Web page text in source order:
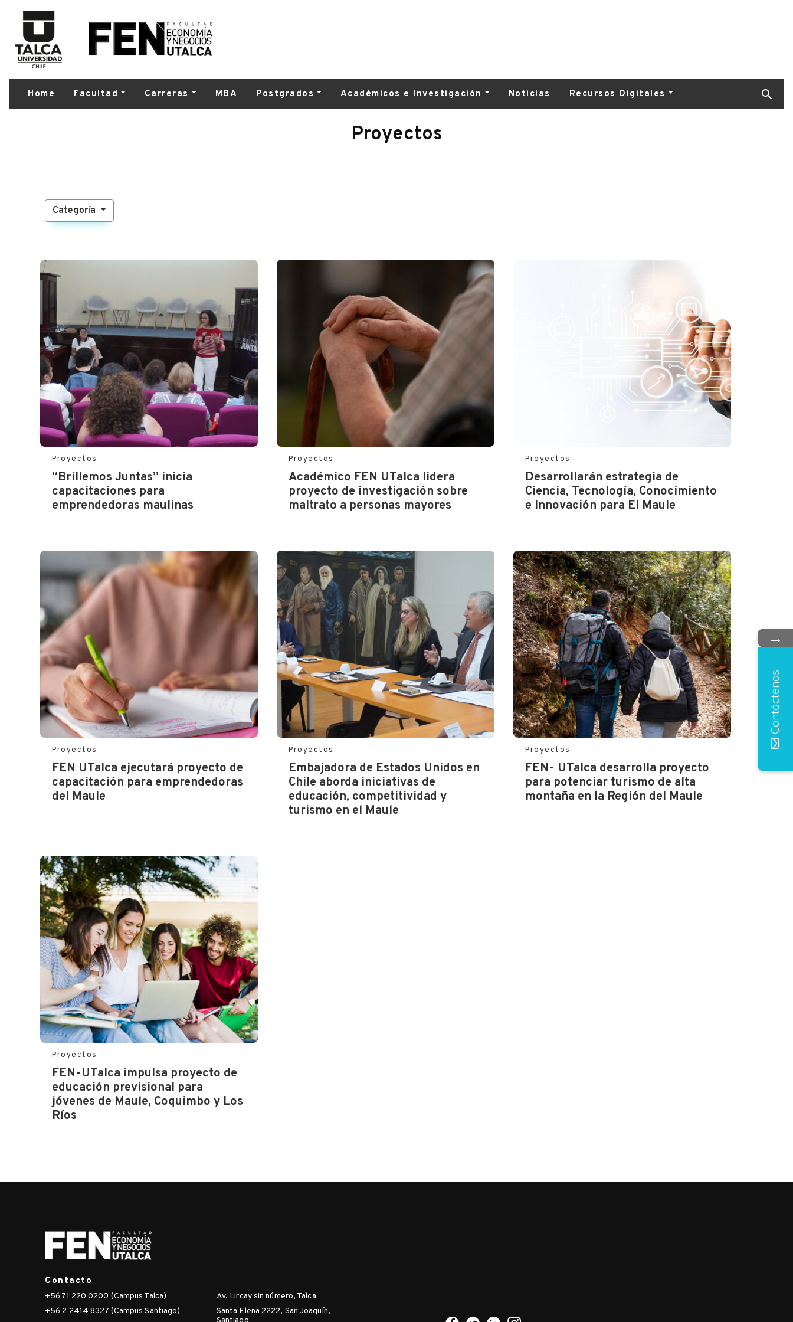
Home Facultad Carreras MBA Postgrados Académicos e Investigación Noticias Recursos Digitales
Proyectos
Categoría
Proyectos
“Brillemos Juntas” inicia
capacitaciones para
emprendedoras maulinas
Proyectos
Académico FEN UTalca lidera
proyecto de investigación sobre
maltrato a personas mayores
Proyectos
Desarrollarán estrategia de
Ciencia, Tecnología, Conocimiento
e Innovación para El Maule
Proyectos
FEN UTalca ejecutará proyecto de
capacitación para emprendedoras
del Maule
Proyectos
Embajadora de Estados Unidos en
Chile aborda iniciativas de
educación, competitividad y
turismo en el Maule
Proyectos
FEN- UTalca desarrolla proyecto
para potenciar turismo de alta
montaña en la Región del Maule
Proyectos
FEN-UTalca impulsa proyecto de
educación previsional para
jóvenes de Maule, Coquimbo y Los
Ríos
Contacto
+56 71 220 0200 (Campus Talca)
+56 2 2414 8327 (Campus Santiago)
Av. Lircay sin número, Talca
Santa Elena 2222, San Joaquín,
→
Contáctenos